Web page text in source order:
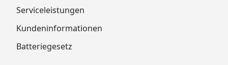
Serviceleistungen
Kundeninformationen
Batteriegesetz